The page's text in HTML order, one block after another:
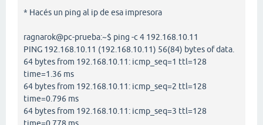
* Hacés un ping al ip de esa impresora
ragnarok@pc-prueba:~$ ping -c 4 192.168.10.11
PING 192.168.10.11 (192.168.10.11) 56(84) bytes of data.
64 bytes from 192.168.10.11: icmp_seq=1 ttl=128
time=1.36 ms
64 bytes from 192.168.10.11: icmp_seq=2 ttl=128
time=0.796 ms
64 bytes from 192.168.10.11: icmp_seq=3 ttl=128